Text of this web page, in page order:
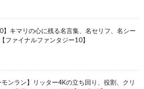
】キマリの心に残る名言集、名セリフ、名シー
ファイナルファンタジー10】
モンラン】リッター4Kの立ち回り、役割、クリ